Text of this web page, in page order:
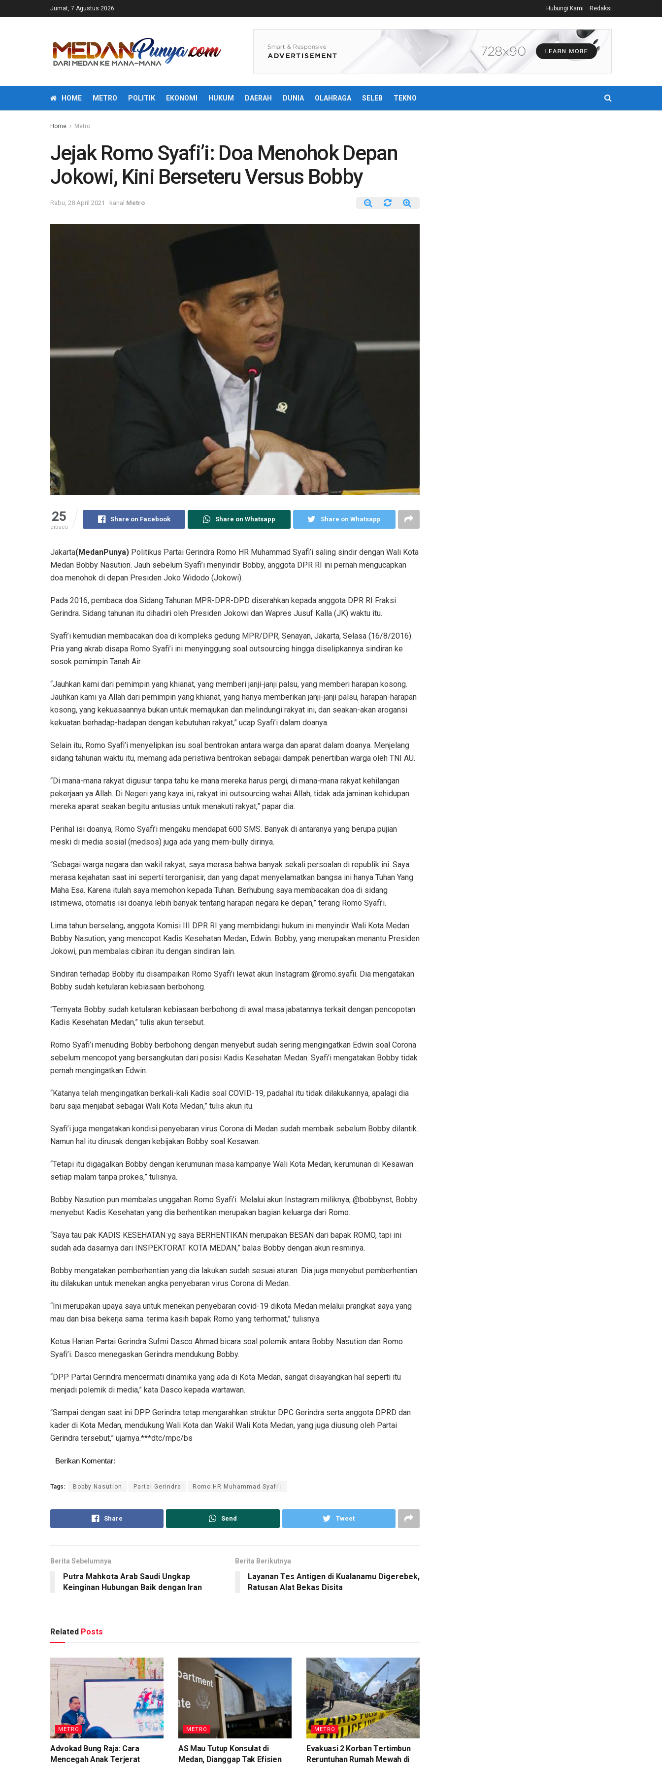
Jumat, 7 Agustus 2026 Hubungi Kami Redaksi
HOME METRO POLITIK EKONOMI HUKUM DAERAH DUNIA OLAHRAGA SELEB TEKNO
Home Metro
Jejak Romo Syafi’i: Doa Menohok Depan
Jokowi, Kini Berseteru Versus Bobby
Rabu, 28 April 2021 kanal Metro
25
dibaca
Share on Facebook Share on Whatsapp Share on Whatsapp
Jakarta(MedanPunya) Politikus Partai Gerindra Romo HR Muhammad Syafi’i saling sindir dengan Wali Kota
Medan Bobby Nasution. Jauh sebelum Syafi’i menyindir Bobby, anggota DPR RI ini pernah mengucapkan
doa menohok di depan Presiden Joko Widodo (Jokowi).
Pada 2016, pembaca doa Sidang Tahunan MPR-DPR-DPD diserahkan kepada anggota DPR RI Fraksi
Gerindra. Sidang tahunan itu dihadiri oleh Presiden Jokowi dan Wapres Jusuf Kalla (JK) waktu itu.
Syafi’i kemudian membacakan doa di kompleks gedung MPR/DPR, Senayan, Jakarta, Selasa (16/8/2016).
Pria yang akrab disapa Romo Syafi’i ini menyinggung soal outsourcing hingga diselipkannya sindiran ke
sosok pemimpin Tanah Air.
“Jauhkan kami dari pemimpin yang khianat, yang memberi janji-janji palsu, yang memberi harapan kosong.
Jauhkan kami ya Allah dari pemimpin yang khianat, yang hanya memberikan janji-janji palsu, harapan-harapan
kosong, yang kekuasaannya bukan untuk memajukan dan melindungi rakyat ini, dan seakan-akan arogansi
kekuatan berhadap-hadapan dengan kebutuhan rakyat,” ucap Syafi’i dalam doanya.
Selain itu, Romo Syafi’i menyelipkan isu soal bentrokan antara warga dan aparat dalam doanya. Menjelang
sidang tahunan waktu itu, memang ada peristiwa bentrokan sebagai dampak penertiban warga oleh TNI AU.
“Di mana-mana rakyat digusur tanpa tahu ke mana mereka harus pergi, di mana-mana rakyat kehilangan
pekerjaan ya Allah. Di Negeri yang kaya ini, rakyat ini outsourcing wahai Allah, tidak ada jaminan kehidupan
mereka aparat seakan begitu antusias untuk menakuti rakyat,” papar dia.
Perihal isi doanya, Romo Syafi’i mengaku mendapat 600 SMS. Banyak di antaranya yang berupa pujian
meski di media sosial (medsos) juga ada yang mem-bully dirinya.
“Sebagai warga negara dan wakil rakyat, saya merasa bahwa banyak sekali persoalan di republik ini. Saya
merasa kejahatan saat ini seperti terorganisir, dan yang dapat menyelamatkan bangsa ini hanya Tuhan Yang
Maha Esa. Karena itulah saya memohon kepada Tuhan. Berhubung saya membacakan doa di sidang
istimewa, otomatis isi doanya lebih banyak tentang harapan negara ke depan,” terang Romo Syafi’i.
Lima tahun berselang, anggota Komisi III DPR RI yang membidangi hukum ini menyindir Wali Kota Medan
Bobby Nasution, yang mencopot Kadis Kesehatan Medan, Edwin. Bobby, yang merupakan menantu Presiden
Jokowi, pun membalas cibiran itu dengan sindiran lain.
Sindiran terhadap Bobby itu disampaikan Romo Syafi’i lewat akun Instagram @romo.syafii. Dia mengatakan
Bobby sudah ketularan kebiasaan berbohong.
“Ternyata Bobby sudah ketularan kebiasaan berbohong di awal masa jabatannya terkait dengan pencopotan
Kadis Kesehatan Medan,” tulis akun tersebut.
Romo Syafi’i menuding Bobby berbohong dengan menyebut sudah sering mengingatkan Edwin soal Corona
sebelum mencopot yang bersangkutan dari posisi Kadis Kesehatan Medan. Syafi’i mengatakan Bobby tidak
pernah mengingatkan Edwin.
“Katanya telah mengingatkan berkali-kali Kadis soal COVID-19, padahal itu tidak dilakukannya, apalagi dia
baru saja menjabat sebagai Wali Kota Medan,” tulis akun itu.
Syafi’i juga mengatakan kondisi penyebaran virus Corona di Medan sudah membaik sebelum Bobby dilantik.
Namun hal itu dirusak dengan kebijakan Bobby soal Kesawan.
“Tetapi itu digagalkan Bobby dengan kerumunan masa kampanye Wali Kota Medan, kerumunan di Kesawan
setiap malam tanpa prokes,” tulisnya.
Bobby Nasution pun membalas unggahan Romo Syafi’i. Melalui akun Instagram miliknya, @bobbynst, Bobby
menyebut Kadis Kesehatan yang dia berhentikan merupakan bagian keluarga dari Romo.
“Saya tau pak KADIS KESEHATAN yg saya BERHENTIKAN merupakan BESAN dari bapak ROMO, tapi ini
sudah ada dasarnya dari INSPEKTORAT KOTA MEDAN,” balas Bobby dengan akun resminya.
Bobby mengatakan pemberhentian yang dia lakukan sudah sesuai aturan. Dia juga menyebut pemberhentian
itu dilakukan untuk menekan angka penyebaran virus Corona di Medan.
“Ini merupakan upaya saya untuk menekan penyebaran covid-19 dikota Medan melalui prangkat saya yang
mau dan bisa bekerja sama. terima kasih bapak Romo yang terhormat,” tulisnya.
Ketua Harian Partai Gerindra Sufmi Dasco Ahmad bicara soal polemik antara Bobby Nasution dan Romo
Syafi’i. Dasco menegaskan Gerindra mendukung Bobby.
“DPP Partai Gerindra mencermati dinamika yang ada di Kota Medan, sangat disayangkan hal seperti itu
menjadi polemik di media,” kata Dasco kepada wartawan.
“Sampai dengan saat ini DPP Gerindra tetap mengarahkan struktur DPC Gerindra serta anggota DPRD dan
kader di Kota Medan, mendukung Wali Kota dan Wakil Wali Kota Medan, yang juga diusung oleh Partai
Gerindra tersebut,” ujarnya.***dtc/mpc/bs
Berikan Komentar:
Tags: Bobby Nasution Partai Gerindra Romo HR Muhammad Syafi'i
Share Send Tweet
Berita Sebelumnya
Putra Mahkota Arab Saudi Ungkap
Keinginan Hubungan Baik dengan Iran
Berita Berikutnya
Layanan Tes Antigen di Kualanamu Digerebek,
Ratusan Alat Bekas Disita
Related Posts
METRO
Advokad Bung Raja: Cara
Mencegah Anak Terjerat
METRO
AS Mau Tutup Konsulat di
Medan, Dianggap Tak Efisien
METRO
Evakuasi 2 Korban Tertimbun
Reruntuhan Rumah Mewah di